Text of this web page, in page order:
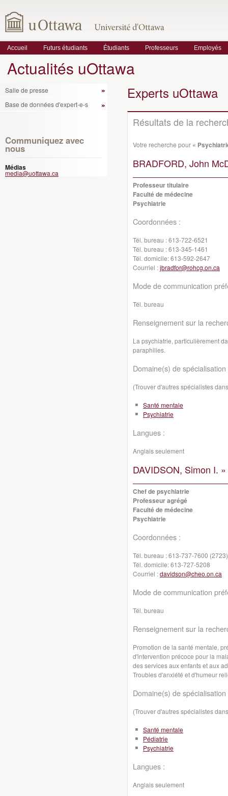
Accueil Futurs étudiants Étudiants Professeurs Employés
Actualités uOttawa
Salle de presse
Base de données d'expert-e-s
Communiquez avec
nous
Médias
media@uottawa.ca
Experts uOttawa
Résultats de la
Votre recherche pour «
BRADFORD, John
Professeur titulaire
Faculté de médecine
Psychiatrie
Coordonnées :
Tél. bureau :613-722-6521
Tél. bureau :613-345-1461
Tél. domicile:613-592-2647
Courriel :jbradfor@rohcg.on.ca
Mode de communication
Tél. bureau
Renseignement sur la
La psychiatrie, particulièrement
paraphilies.
Domaine(s) de spécialisation
(Trouver d'autres spécialistes
Santé mentale
Psychiatrie
Langues :
Anglais seulement
DAVIDSON, Simon I. »
Chef de psychiatrie
Professeur agrégé
Faculté de médecine
Psychiatrie
Coordonnées :
Tél. bureau :613-737-7600 (2723)
Tél. domicile:613-727-5208
Courriel :davidson@cheo.on.ca
Mode de communication
Tél. bureau
Renseignement sur la
Promotion de la santé mentale,
d'intervention précoce pour la
des services aux enfants et aux
Troubles d'anxiété et d'humeur
Domaine(s) de spécialisation
(Trouver d'autres spécialistes
Santé mentale
Pédiatrie
Psychiatrie
Langues :
Anglais seulement